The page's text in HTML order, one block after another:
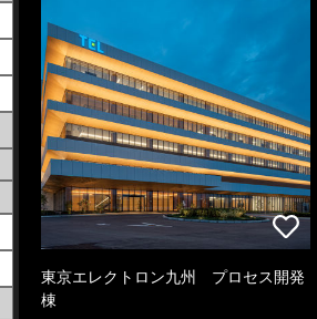
東京エレクトロン九州 プロセス開発
棟